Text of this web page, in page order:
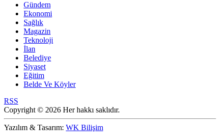
Gündem
Ekonomi
Sağlık
Magazin
Teknoloji
İlan
Belediye
Siyaset
Eğitim
Belde Ve Köyler
RSS
Copyright © 2026 Her hakkı saklıdır.
Yazılım & Tasarım: WK Bilişim